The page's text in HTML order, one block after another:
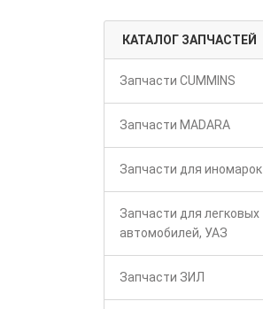
КАТАЛОГ ЗАПЧАСТЕЙ
Запчасти CUMMINS
Запчасти MADARA
Запчасти для иномарок
Запчасти для легковых
автомобилей, УАЗ
Запчасти ЗИЛ